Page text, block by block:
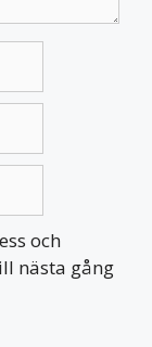
och
nästa gång